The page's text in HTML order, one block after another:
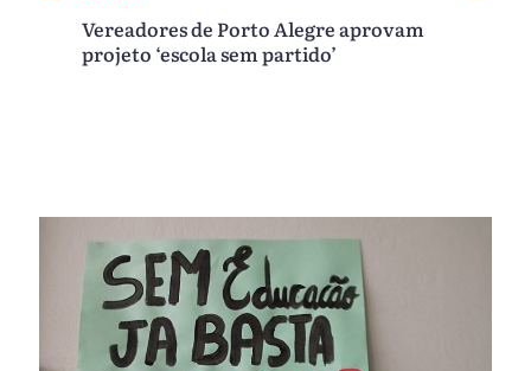
Vereadores de Porto Alegre aprovam
projeto ‘escola sem partido’